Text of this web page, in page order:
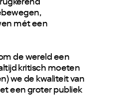
mét een
de wereld een
kritisch moeten
we de kwaliteit van
een groter publiek